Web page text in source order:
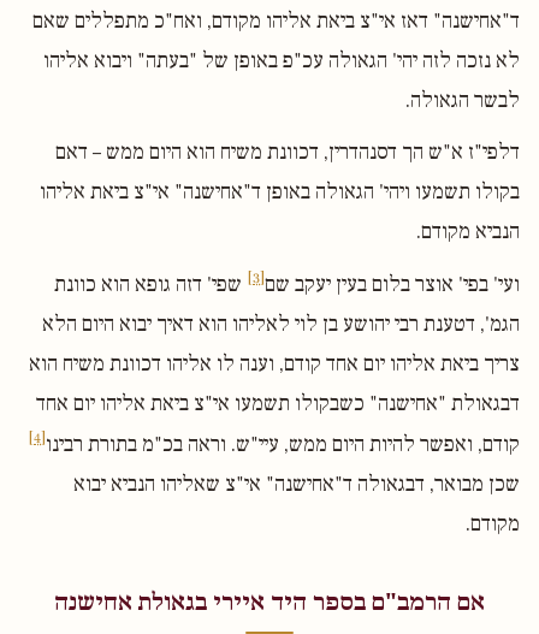
ד"אחישנה" דאז אי"צ ביאת אליהו מקודם, ואח"כ מתפללים שאם
לא נזכה לזה יהי' הגאולה עכ"פ באופן של "בעתה" ויבוא אליהו
לבשר הגאולה.
דלפי"ז א"ש הך דסנהדרין, דכוונת משיח הוא היום ממש – דאם
בקולו תשמעו ויהי' הגאולה באופן ד"אחישנה" אי"צ ביאת אליהו
הנביא מקודם.
ועי' בפי' אוצר בלום בעין יעקב שם[3]
שפי' דזה גופא הוא כוונת
הגמ', דטענת רבי יהושע בן לוי לאליהו הוא דאיך יבוא היום הלא
צריך ביאת אליהו יום אחד קודם, וענה לו אליהו דכוונת משיח הוא
דבגאולת "אחישנה" כשבקולו תשמעו אי"צ ביאת אליהו יום אחד
קודם, ואפשר להיות היום ממש, עיי"ש. וראה בכ"מ בתורת רבינו[4]
שכן מבואר, דבגאולה ד"אחישנה" אי"צ שאליהו הנביא יבוא
מקודם.
אם הרמב"ם בספר היד איירי בגאולת אחישנה